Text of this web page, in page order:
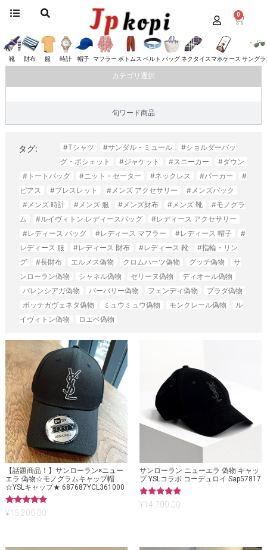
0
靴 財布 服 時計 帽子 マフラー ボトムス ベルト バッグネクタイ スマホケース サング
/ サンローラン
サンローラン
カテゴリ選択
旬ワード商品
タグ: #Tシャツ #サンダル・ミュール
#ショルダーバッ
グ・ポシェット
#ジャケット #スニーカー
#ダウン
#トートバッグ
#ニット・セーター #ネックレス #パーカー
#
ピアス
#ブレスレット #メンズ アクセサリー
#メンズバック
#メンズ 時計
#メンズ 服 #メンズ財布 #メンズ 靴
#モノグラ
ム
#ルイヴィトン レディースバッグ
#レディース アクセサリー
#レディース バッグ
#レディース マフラー #レディース 帽子
#
レディース 服
#レディース 財布 #レディース 靴
#指輪・リン
グ
#長財布 エルメス偽物 クロムハーツ偽物 グッチ偽物
サ
ンローラン偽物
シャネル偽物 セリーヌ偽物
ディオール偽物
バレンシアガ偽物
バーバリー偽物 フェンディ偽物
プラダ偽物
ボッテガヴェネタ偽物
ミュウミュウ偽物 モンクレール偽物
ル
イヴィトン偽物
ロエベ偽物
【話題商品！】サンローラン×ニュー
エラ 偽物☆モノグラムキャップ帽
☆YSLキャップ★ 687687YCL361000
5段階中
5.00
¥15,200.00
サンローラン ニューエラ 偽物 キャッ
プ YSLコラボ コーデュロイ Sap57817
5段階中
5.00
¥14,700.00